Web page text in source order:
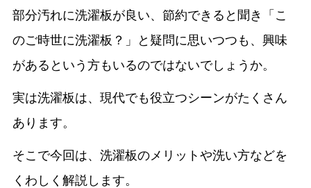
部分汚れに洗濯板が良い、節約できると聞き「こ
のご時世に洗濯板？」と疑問に思いつつも、興味
があるという方もいるのではないでしょうか。
実は洗濯板は、現代でも役立つシーンがたくさん
あります。
そこで今回は、洗濯板のメリットや洗い方などを
くわしく解説します。